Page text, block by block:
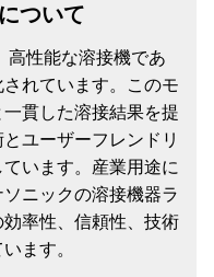
ついて
高性能な溶接機であ
れています。このモ
貫した溶接結果を提
ユーザーフレンドリ
います。産業用途に
ニックの溶接機器ラ
率性、信頼性、技術
ます。